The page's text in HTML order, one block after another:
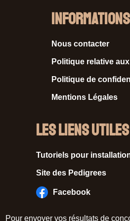
Nous contacter
Politique relative
Politique de
Mentions Légales
Les liens utiles
Tutoriels pour
Site des Pedigrees
Facebook
Pour envoyer vos résultats de